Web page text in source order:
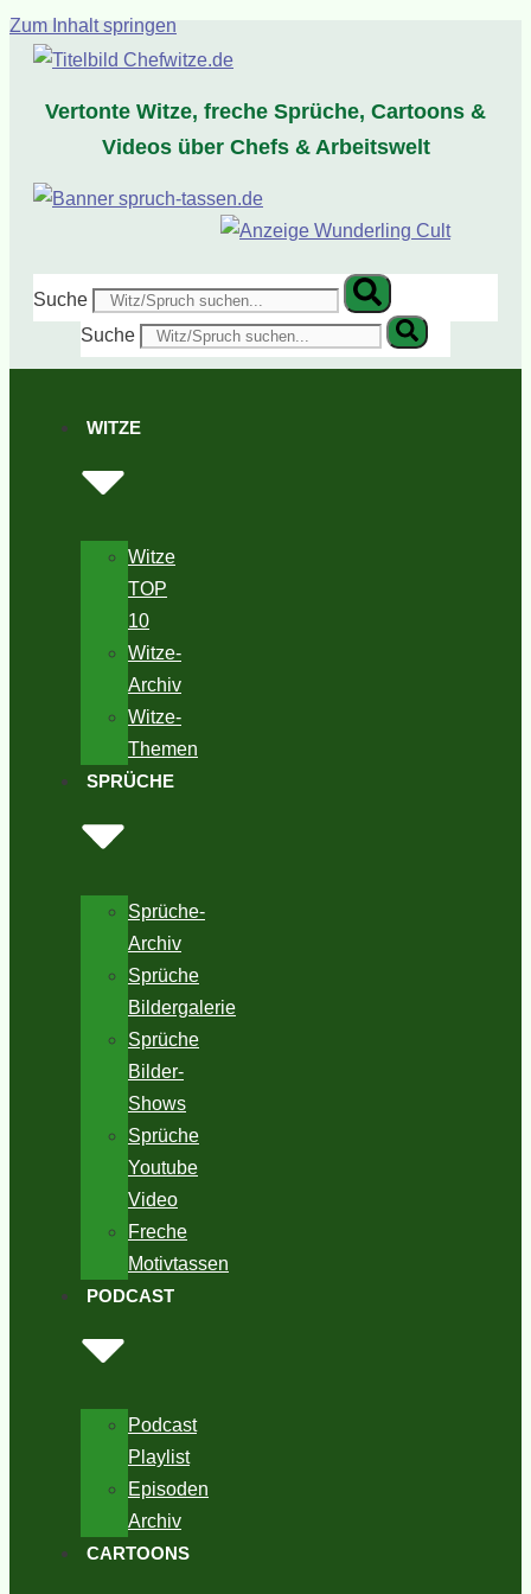
Zum Inhalt springen
Vertonte Witze, freche Sprüche, Cartoons &
Videos über Chefs & Arbeitswelt
Suche
Suche
WITZE
Witze
TOP
10
Witze-
Archiv
Witze-
Themen
SPRÜCHE
Sprüche-
Archiv
Sprüche
Bildergalerie
Sprüche
Bilder-
Shows
Sprüche
Youtube
Video
Freche
Motivtassen
PODCAST
Podcast
Playlist
Episoden
Archiv
CARTOONS